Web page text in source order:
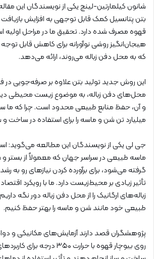
شانون کیلمارتین-لینچ یکی از نویسندگان این
بتن پتانسیل کمک قابل توجهی به افزایش بازیافت
قهوه مصرف شده دارد. تحقیق ما در مراحل اولیه
هیجان‌انگیز روشی نوآورانه برای کاهش قابل توجه
که به محل دفن زباله می‌روند، ارائه می‌دهد.
این روش جدید تولید بتن علاوه بر صرفه‌جویی در
محل‌های دفن زباله، به موضوع زیست محیطی
میلیارد تن شن و ماسه را برای استفاده در ساخت
جی لی یکی از نویسندگان این مطالعه می‌گوید:
ماسه طبیعی در سراسر جهان که معمولاً از بستر
گرفته می‌شود، برای برآورده کردن نیازهای رو
تأثیر زیادی بر محیط‌زیست دارد. ما با رویکرد
زباله‌های ارگانیک را از محل دفن زباله دور نگه
طبیعی خود مانند شن و ماسه را بهتر حفظ کنیم.
پژوهشگران قصد دارند آزمایش‌های مکانیکی و
روی بیوچار قهوه با حرارت ۳۵۰